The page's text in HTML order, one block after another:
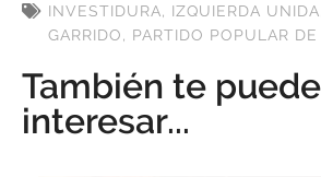
INVESTIDURA, IZQUIERDA UNIDA
GARRIDO, PARTIDO POPULAR
También te puede
interesar...